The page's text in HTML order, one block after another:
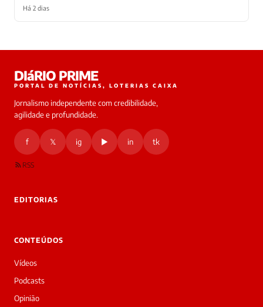
Há 2 dias
online
Boa
noite!
Sou
a
daqui
DIáRIO PRIME
PORTAL DE NOTÍCIAS, LOTERIAS CAIXA
Jornalismo independente com credibilidade,
agilidade e profundidade.
f 𝕏 ig ▶ in tk
RSS
EDITORIAS
CONTEÚDOS
Vídeos
Podcasts
Opinião